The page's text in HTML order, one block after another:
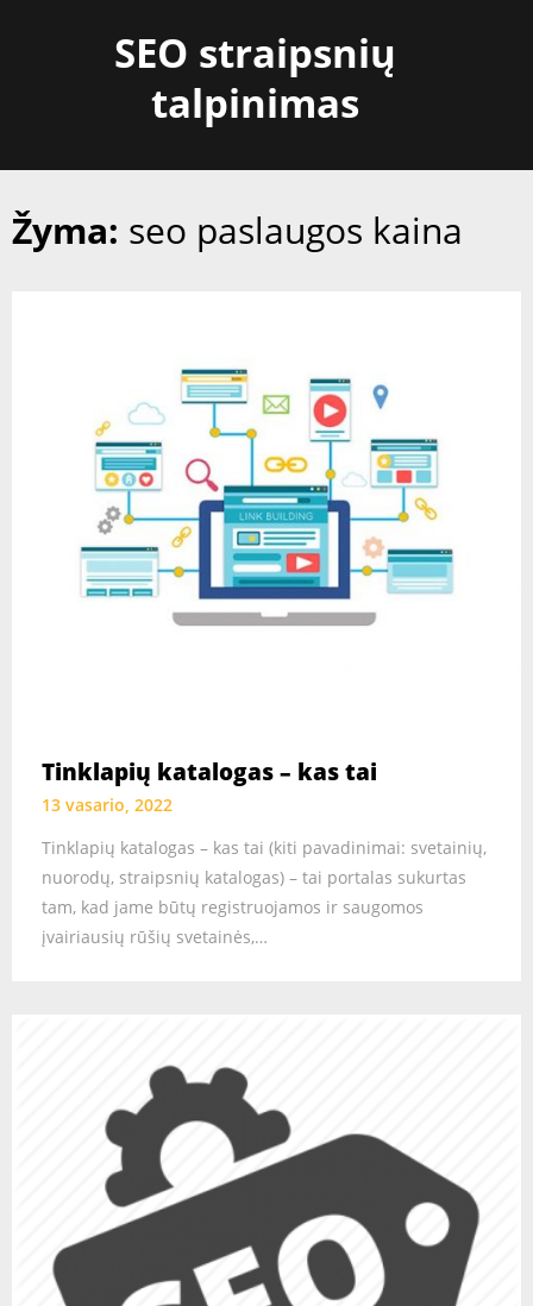
SEO straipsnių
talpinimas
Žyma: seo paslaugos kaina
Tinklapių katalogas – kas tai
13 vasario, 2022
Tinklapių katalogas – kas tai (kiti pavadinimai: svetainių,
nuorodų, straipsnių katalogas) – tai portalas sukurtas
tam, kad jame būtų registruojamos ir saugomos
įvairiausių rūšių svetainės,…